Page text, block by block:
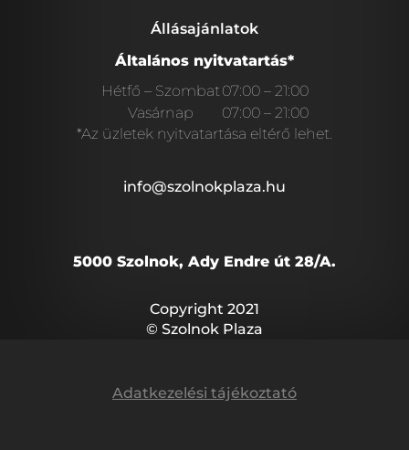
Állásajánlatok
Általános nyitvatartás*
Hétfő – Szombat07:00 – 21:00
Vasárnap
07:00 – 21:00
*Az üzletek nyitvatartása eltérő lehet.
info@szolnokplaza.hu
5000 Szolnok, Ady Endre út 28/A.
Copyright 2021
© Szolnok Plaza
Adatkezelési tájékoztató